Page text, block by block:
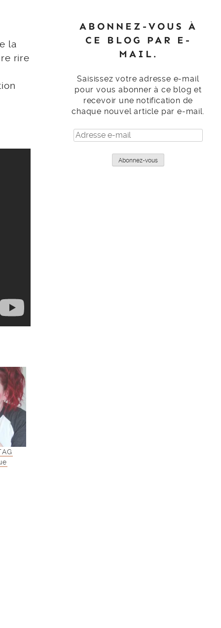
la
rire
ABONNEZ-VOUS À
CE BLOG PAR E-
MAIL.
Saisissez votre adresse e-mail
pour vous abonner à ce blog et
recevoir une notification de
chaque nouvel article par e-mail.
Adresse
e-
Abonnez-vous